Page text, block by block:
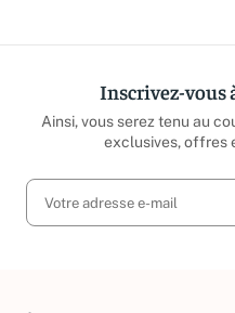
Inscrivez-vous
Ainsi, vous serez tenu au
exclusives, offres